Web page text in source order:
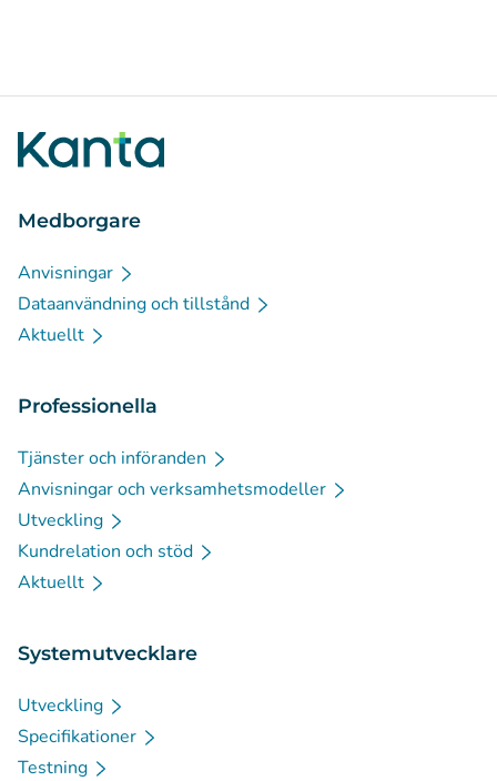
Medborgare
Anvisningar
Dataanvändning och tillstånd
Aktuellt
Professionella
Tjänster och införanden
Anvisningar och verksamhetsmodeller
Utveckling
Kundrelation och stöd
Aktuellt
Systemutvecklare
Utveckling
Specifikationer
Testning